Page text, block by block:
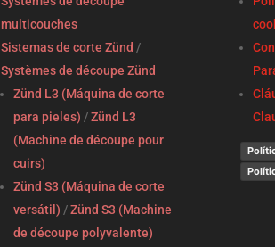
multicouches
Sistemas de corte Zünd /
Systèmes de découpe Zünd
Zünd L3 (Máquina de corte
para pieles) /Zünd L3
(Machine de découpe pour
cuirs)
Zünd S3 (Máquina de corte
versátil) /Zünd S3 (Machine
de découpe polyvalente)